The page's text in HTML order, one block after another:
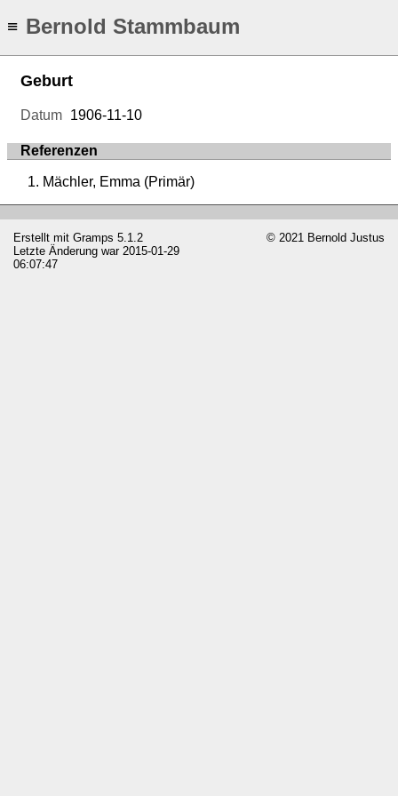
≡ Bernold Stammbaum
Geburt
Datum 1906-11-10
Referenzen
Mächler, Emma (Primär)
Erstellt mit Gramps 5.1.2
Letzte Änderung war 2015-01-29
06:07:47
© 2021 Bernold Justus